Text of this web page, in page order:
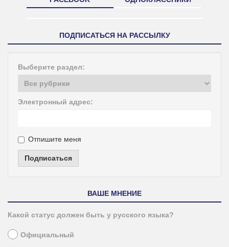
ПОДПИСАТЬСЯ НА РАССЫЛКУ
Выберите раздел:
Электронный адрес:
Отпишите меня
Подписаться
ВАШЕ МНЕНИЕ
Какой статус должен быть у русского языка?
Официальный